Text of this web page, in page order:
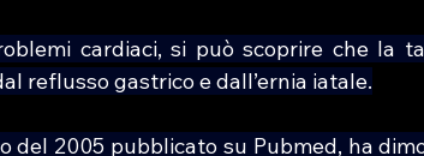
cardiaci, si può scoprire che la
reflusso gastrico e dall’ernia iatale.
del 2005 pubblicato su Pubmed, ha